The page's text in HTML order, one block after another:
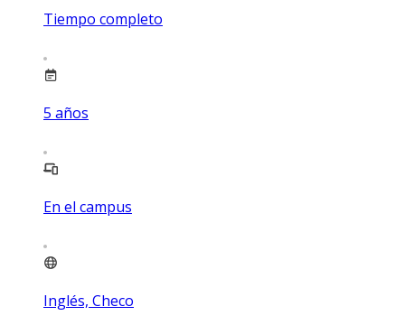
Tiempo completo
5 años
En el campus
Inglés, Checo